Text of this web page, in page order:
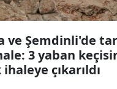
ve Şemdinli'de
3 yaban
çıkarıldı